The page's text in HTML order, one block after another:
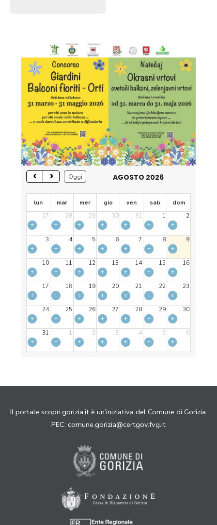
Oggi AGOSTO 2026
lun mar mer gio ven sab
dom
27
28 29 30 31 1
2
+
+ + + + +
+
3
4 5 6 7 8
9
+
+ + + + +
+
10
11 12 13 14 15
16
+
+ + + + +
+
17
18 19 20 21 22
23
+
+ + + + +
+
24
25 26 27 28 29
30
+
+ + + + +
+
31
1 2 3 4 5
6
+
+ + + + + +
Il portale scopri.gorizia.it è un’iniziativa del Comune di Gorizia.
PEC: comune.gorizia@certgov.fvg.it